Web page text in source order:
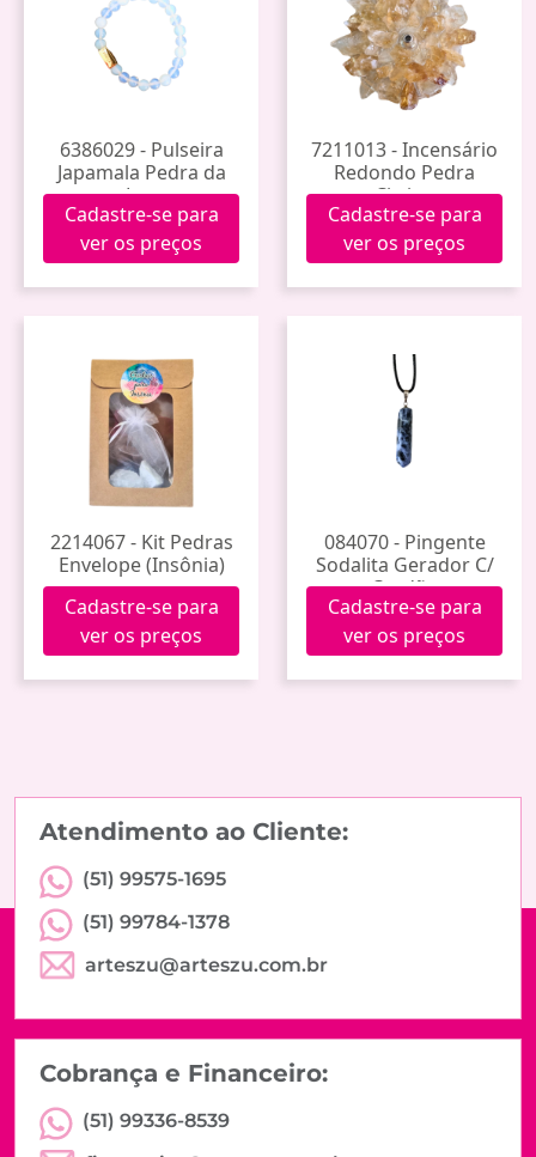
6386029 - Pulseira
Japamala Pedra da
Lua
Cadastre-se para
ver os preços
7211013 - Incensário
Redondo Pedra
Citrino
Cadastre-se para
ver os preços
2214067 - Kit Pedras
Envelope (Insônia)
Cadastre-se para
ver os preços
084070 - Pingente
Sodalita Gerador C/
Cordão
Cadastre-se para
ver os preços
Atendimento ao Cliente:
(51) 99575-1695
(51) 99784-1378
arteszu@arteszu.com.br
Cobrança e Financeiro:
(51) 99336-8539